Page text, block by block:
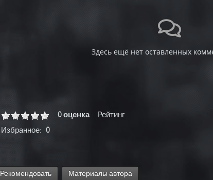
Здесь ещё нет оставленных
Рейтинг
0 оценка
Избранное: 0
Рекомендовать Материалы автора